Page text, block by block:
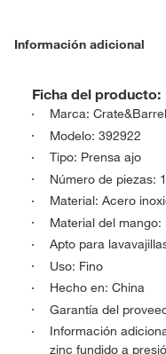
Información adicional
Ficha del producto:
Marca: Crate&Barrel
Modelo: 392922
Tipo: Prensa ajo
Número de piezas: 1
Material: Acero
Material del mango:
Apto para
Uso: Fino
Hecho en: China
Garantía del
Información
zinc fundido a